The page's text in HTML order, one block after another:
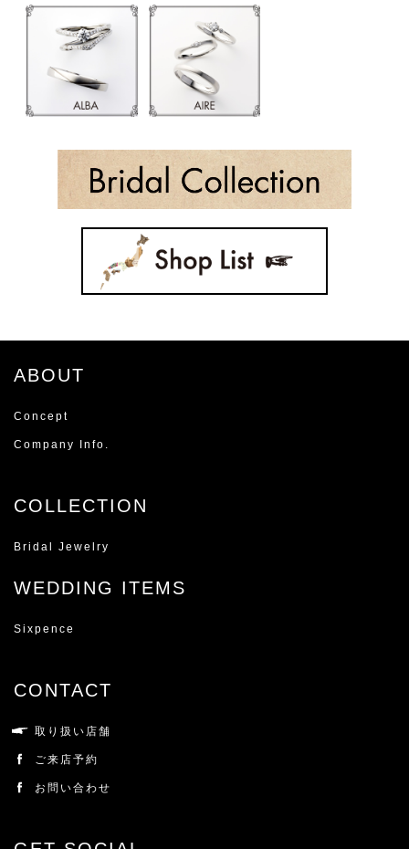
ABOUT
Concept
Company Info.
COLLECTION
Bridal Jewelry
WEDDING ITEMS
Sixpence
CONTACT
取り扱い店舗
ご来店予約
お問い合わせ